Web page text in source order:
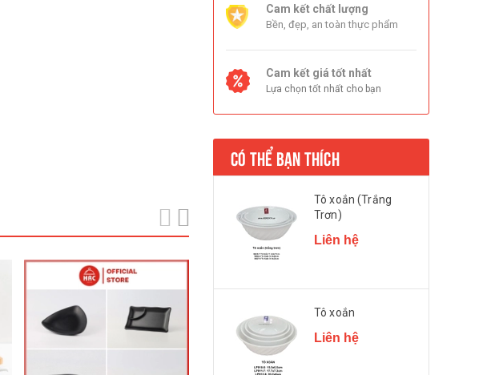
Cam kết chất lượng
Bền, đẹp, an toàn thực phẩm
Cam kết giá tốt nhất
Lựa chọn tốt nhất cho bạn
CÓ THỂ BẠN THÍCH
Tô xoắn (Trắng
Trơn)
Liên hệ
Tô xoắn
Liên hệ